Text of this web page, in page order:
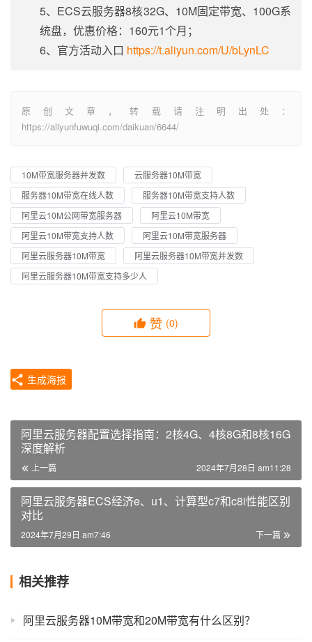
5、ECS云服务器8核32G、10M固定带宽、100G系
统盘，优惠价格：160元1个月；
6、官方活动入口 https://t.aliyun.com/U/bLynLC
原创文章，转载请注明出处：
https://aliyunfuwuqi.com/daikuan/6644/
10M带宽服务器并发数
云服务器10M带宽
服务器10M带宽在线人数
服务器10M带宽支持人数
阿里云10M公网带宽服务器
阿里云10M带宽
阿里云10M带宽支持人数
阿里云10M带宽服务器
阿里云服务器10M带宽
阿里云服务器10M带宽并发数
阿里云服务器10M带宽支持多少人
赞 (0)
生成海报
阿里云服务器配置选择指南：2核4G、4核8G和8核16G
深度解析
上一篇 2024年7月28日 am11:28
阿里云服务器ECS经济e、u1、计算型c7和c8i性能区别
对比
下一篇
2024年7月29日 am7:46
相关推荐
阿里云服务器10M带宽和20M带宽有什么区别？